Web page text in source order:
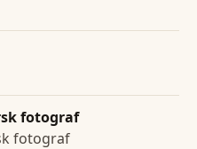
fotograf
fotograf